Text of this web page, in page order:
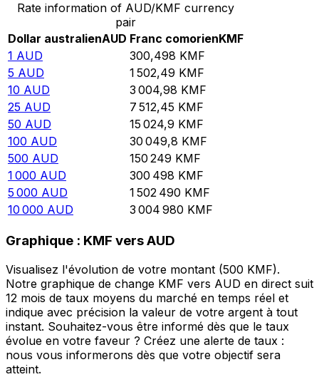
Rate information of AUD/KMF currency
pair
Dollar australienAUD Franc comorienKMF
1 AUD 300,498 KMF
5 AUD 1 502,49 KMF
10 AUD 3 004,98 KMF
25 AUD 7 512,45 KMF
50 AUD 15 024,9 KMF
100 AUD 30 049,8 KMF
500 AUD 150 249 KMF
1 000 AUD 300 498 KMF
5 000 AUD 1 502 490 KMF
10 000 AUD 3 004 980 KMF
Graphique : KMF vers AUD
Visualisez l'évolution de votre montant (500 KMF).
Notre graphique de change KMF vers AUD en direct suit
12 mois de taux moyens du marché en temps réel et
indique avec précision la valeur de votre argent à tout
instant. Souhaitez-vous être informé dès que le taux
évolue en votre faveur ? Créez une alerte de taux :
nous vous informerons dès que votre objectif sera
atteint.